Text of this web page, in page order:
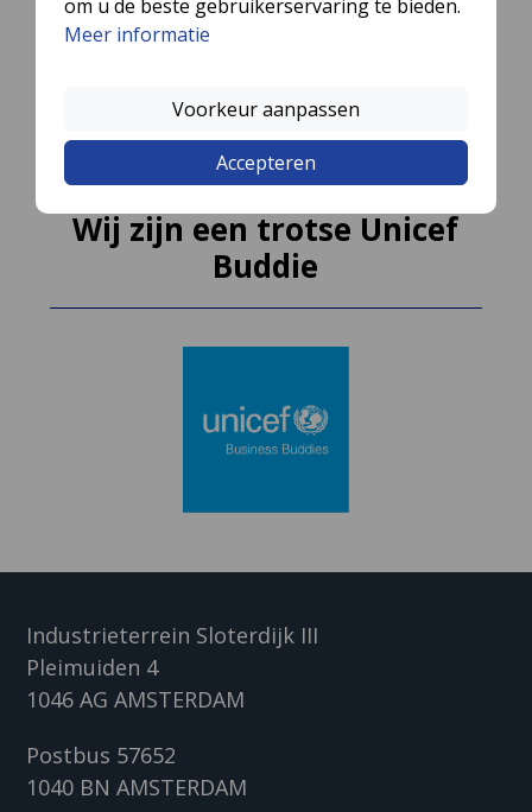
Wij zijn een trotse Unicef
Buddie
Industrieterrein Sloterdijk III
Pleimuiden 4
1046 AG AMSTERDAM
Postbus 57652
1040 BN AMSTERDAM
om u de beste gebruikerservaring te bieden.
Meer informatie
Voorkeur aanpassen
Accepteren